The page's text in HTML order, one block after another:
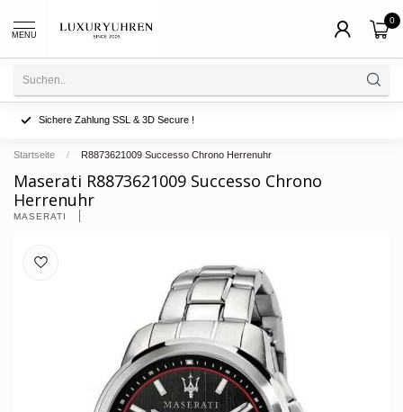
MENU
0
Sichere Zahlung SSL & 3D Secure !
Startseite / R8873621009 Successo Chrono Herrenuhr
Maserati R8873621009 Successo Chrono
Herrenuhr
MASERATI